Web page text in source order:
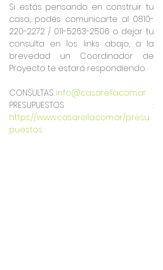
Si estás pensando en construir tu
casa, podés comunicarte al 0810-
220-2272 / 011-5263-2506 o dejar tu
consulta en los links abajo, a la
brevedad un Coordinador de
Proyecto te estará respondiendo.
CONSULTAS: info@casarella.com.ar
https://www.casarella.com.ar/presu
puestos